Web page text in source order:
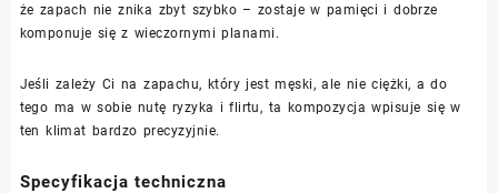
że zapach nie znika zbyt szybko – zostaje w pamięci i dobrze
komponuje się z wieczornymi planami.
Jeśli zależy Ci na zapachu, który jest męski, ale nie ciężki, a do
tego ma w sobie nutę ryzyka i flirtu, ta kompozycja wpisuje się w
ten klimat bardzo precyzyjnie.
Specyfikacja techniczna